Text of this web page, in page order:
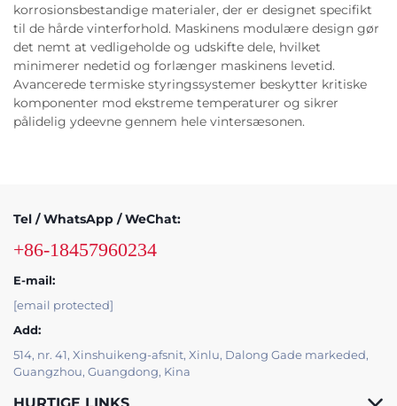
korrosionsbestandige materialer, der er designet specifikt
til de hårde vinterforhold. Maskinens modulære design gør
det nemt at vedligeholde og udskifte dele, hvilket
minimerer nedetid og forlænger maskinens levetid.
Avancerede termiske styringssystemer beskytter kritiske
komponenter mod ekstreme temperaturer og sikrer
pålidelig ydeevne gennem hele vintersæsonen.
Tel / WhatsApp / WeChat:
+86-18457960234
E-mail:
[email protected]
Add:
514, nr. 41, Xinshuikeng-afsnit, Xinlu, Dalong Gade markeded,
Guangzhou, Guangdong, Kina